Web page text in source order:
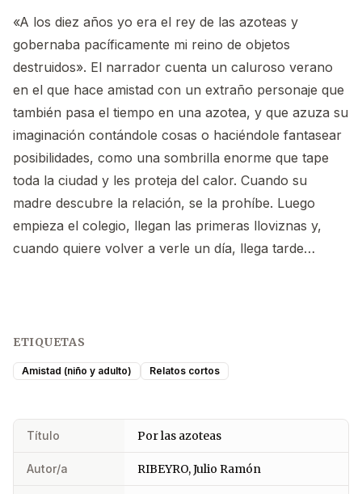
«A los diez años yo era el rey de las azoteas y
gobernaba pacíficamente mi reino de objetos
destruidos». El narrador cuenta un caluroso verano
en el que hace amistad con un extraño personaje que
también pasa el tiempo en una azotea, y que azuza su
imaginación contándole cosas o haciéndole fantasear
posibilidades, como una sombrilla enorme que tape
toda la ciudad y les proteja del calor. Cuando su
madre descubre la relación, se la prohíbe. Luego
empieza el colegio, llegan las primeras lloviznas y,
cuando quiere volver a verle un día, llega tarde…
ETIQUETAS
Amistad (niño y adulto) Relatos cortos
Título Por las azoteas
Autor/a RIBEYRO, Julio Ramón